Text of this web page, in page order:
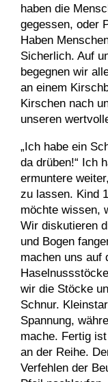
haben die
gegessen, oder
Haben
Sicherlich. Auf
begegnen wir
an einem
Kirschen nach
unseren
„Ich habe ein
da drüben!“ Ich
ermuntere
zu lassen. Kind
möchte wissen,
Wir diskutieren
und Bogen
machen uns auf
wir die Stöcke
Schnur.
Spannung,
mache. Fertig
an der Reihe.
Verfehlen der